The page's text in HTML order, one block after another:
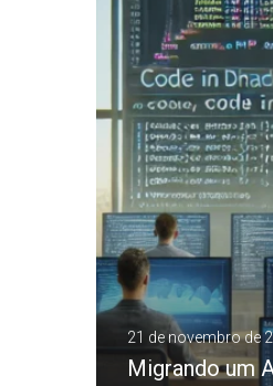
21 de novembro de
Migrando um